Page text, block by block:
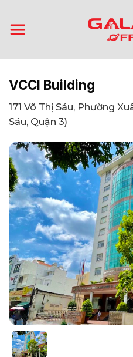
qua
nội
VCCI Building
171 Võ Thị Sáu, Phường
Sáu, Quận 3)